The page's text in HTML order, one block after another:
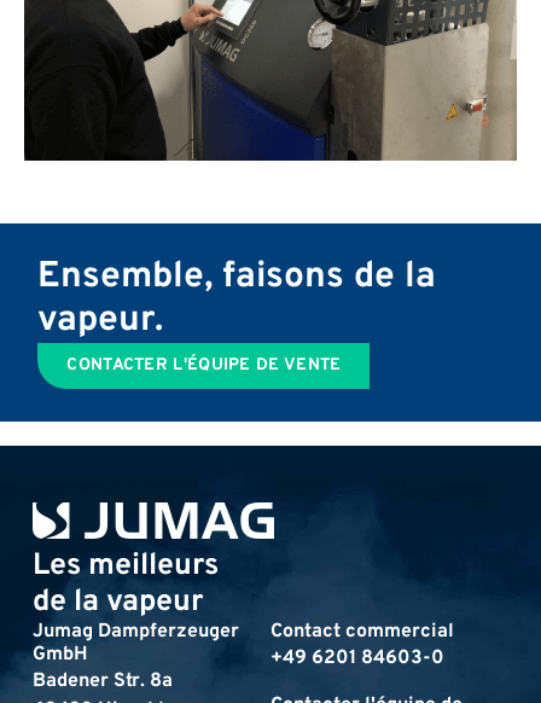
Ensemble, faisons de la
vapeur.
CONTACTER L'ÉQUIPE DE VENTE
Les meilleurs
de la vapeur
Jumag Dampferzeuger
GmbH
Badener Str. 8a
Contact commercial
+49 6201 84603-0